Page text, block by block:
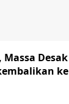
Massa Desak
ke